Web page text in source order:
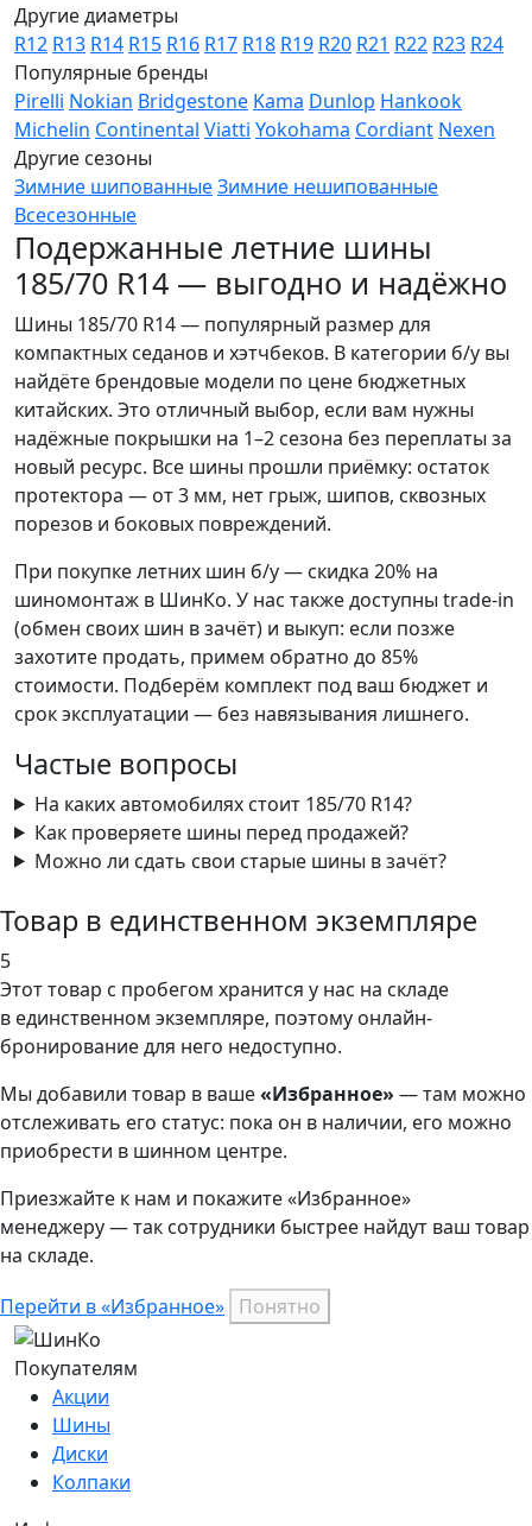
Другие диаметры
R12 R13 R14 R15 R16 R17 R18 R19 R20 R21 R22 R23 R24
Популярные бренды
Pirelli Nokian Bridgestone Kama Dunlop Hankook
Michelin Continental Viatti Yokohama Cordiant Nexen
Другие сезоны
Зимние шипованныеЗимние нешипованные
Всесезонные
Подержанные летние шины
185/70 R14 — выгодно и надёжно
Шины 185/70 R14 — популярный размер для
компактных седанов и хэтчбеков. В категории б/у вы
найдёте брендовые модели по цене бюджетных
китайских. Это отличный выбор, если вам нужны
надёжные покрышки на 1–2 сезона без переплаты за
новый ресурс. Все шины прошли приёмку: остаток
протектора — от 3 мм, нет грыж, шипов, сквозных
порезов и боковых повреждений.
При покупке летних шин б/у — скидка 20% на
шиномонтаж в ШинКо. У нас также доступны trade-in
(обмен своих шин в зачёт) и выкуп: если позже
захотите продать, примем обратно до 85%
стоимости. Подберём комплект под ваш бюджет и
срок эксплуатации — без навязывания лишнего.
Частые вопросы
На каких автомобилях стоит 185/70 R14?
Как проверяете шины перед продажей?
Можно ли сдать свои старые шины в зачёт?
Товар в единственном экземпляре
5
Этот товар с пробегом хранится у нас на складе
в единственном экземпляре, поэтому онлайн-
бронирование для него недоступно.
Мы добавили товар в ваше«Избранное» — там можно
отслеживать его статус: пока он в наличии, его можно
приобрести в шинном центре.
Приезжайте к нам и покажите «Избранное»
менеджеру — так сотрудники быстрее найдут ваш товар
на складе.
Перейти в «Избранное» Понятно
Покупателям
Акции
Шины
Диски
Колпаки